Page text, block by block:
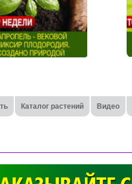
Каталог растений Видео